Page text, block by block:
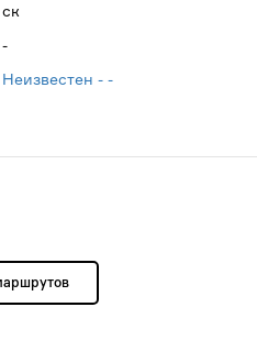
ск
-
Неизвестен - -